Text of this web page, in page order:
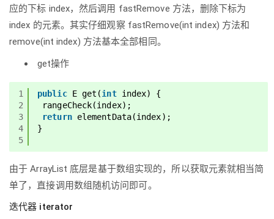
应的下标 index，然后调用 fastRemove 方法，删除下标为
index 的元素。其实仔细观察 fastRemove(int index) 方法和
remove(int index) 方法基本全部相同。
get操作
1
2
3
4
5
public E get(int index) {
rangeCheck(index);
return elementData(index);
}
由于 ArrayList 底层是基于数组实现的，所以获取元素就相当简
单了，直接调用数组随机访问即可。
迭代器 iterator